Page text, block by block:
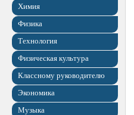
Химия
Физика
Технология
Физическая культура
Классному руководителю
Экономика
Музыка